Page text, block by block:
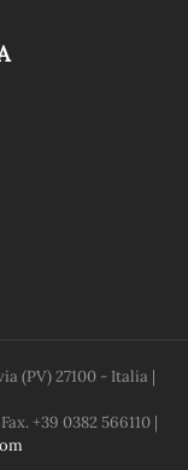
(PV) 27100 - Italia |
+39 0382 566110 |